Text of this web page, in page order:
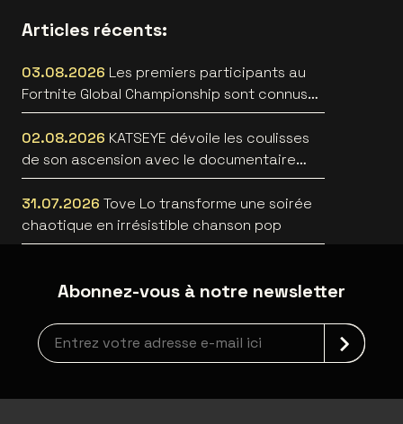
Articles récents:
03.08.2026 Les premiers participants au
Fortnite Global Championship sont connus
au Lotto Arena
02.08.2026 KATSEYE dévoile les coulisses
de son ascension avec le documentaire
WILD HEARTS [trailer]
31.07.2026 Tove Lo transforme une soirée
chaotique en irrésistible chanson pop
Abonnez-vous à notre newsletter
Inscription à la newsletter